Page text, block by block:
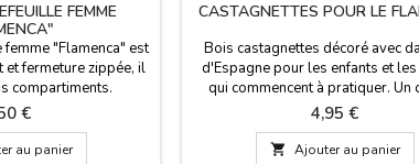
FEMME
"Flamenca" est
et fermeture zippée, il
compartiments.
x 0 x 10 cm
€
au panier
CASTAGNETTES POUR LE
Bois castagnettes décoré avec
d'Espagne pour les enfants et
qui commencent à pratiquer. Un
espagnol typique, de beaux
d'Espagne.
Prix
4,95 €
 Ajouter au panier